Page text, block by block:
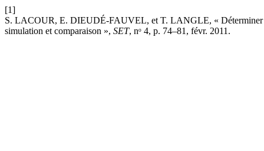
[1]
S. LACOUR, E. DIEUDÉ-FAUVEL, et T. LANGLE, « Déterminer
simulation et comparaison », SET, nᵒ 4, p. 74–81, févr. 2011.